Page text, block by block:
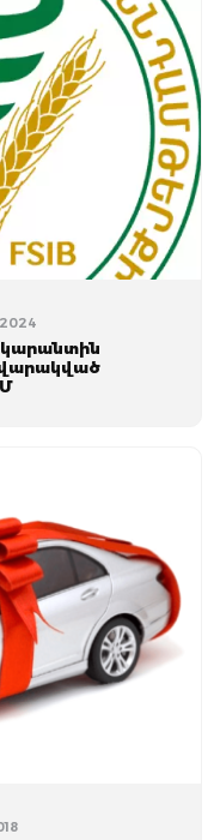
կարանտին